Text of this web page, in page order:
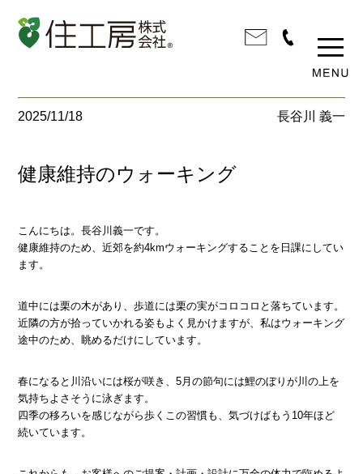
2025/11/18 長谷川 義一
健康維持のウォーキング
こんにちは。長谷川義一です。
健康維持のため、近郊を約4kmウォーキングすることを日課にしてい
ます。
道中には栗の木があり、歩道には栗の実がコロコロと落ちています。
近隣の方が拾っていかれる姿もよく見かけますが、私はウォーキング
途中のため、眺めるだけにしています。
春になると川沿いには桜が咲き、5月の節句には鯉のぼりが川の上を
気持ちよさそうに泳ぎます。
四季の移ろいを感じながら歩くこの習慣も、気づけばもう10年ほど
続いています。